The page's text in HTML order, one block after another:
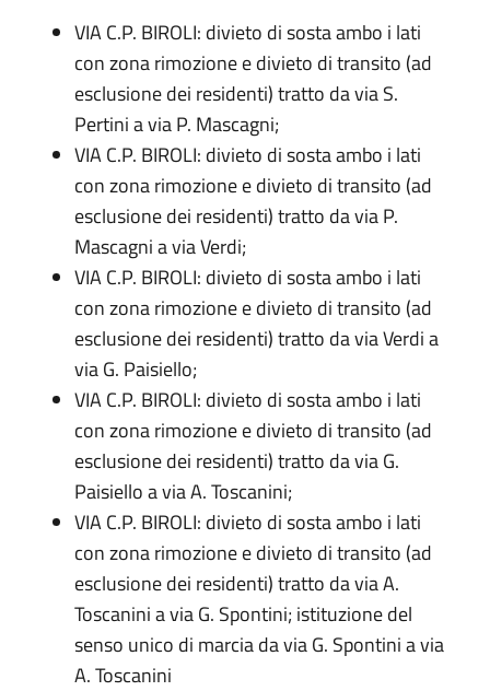
VIA C.P. BIROLI: divieto di sosta ambo i lati
con zona rimozione e divieto di transito (ad
esclusione dei residenti) tratto da via S.
Pertini a via P. Mascagni;
VIA C.P. BIROLI: divieto di sosta ambo i lati
con zona rimozione e divieto di transito (ad
esclusione dei residenti) tratto da via P.
Mascagni a via Verdi;
VIA C.P. BIROLI: divieto di sosta ambo i lati
con zona rimozione e divieto di transito (ad
esclusione dei residenti) tratto da via Verdi a
via G. Paisiello;
VIA C.P. BIROLI: divieto di sosta ambo i lati
con zona rimozione e divieto di transito (ad
esclusione dei residenti) tratto da via G.
Paisiello a via A. Toscanini;
VIA C.P. BIROLI: divieto di sosta ambo i lati
con zona rimozione e divieto di transito (ad
esclusione dei residenti) tratto da via A.
Toscanini a via G. Spontini; istituzione del
senso unico di marcia da via G. Spontini a via
A. Toscanini